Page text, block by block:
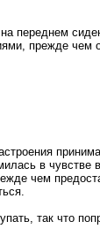
переднем
прежде чем
в чувстве
чем
так что